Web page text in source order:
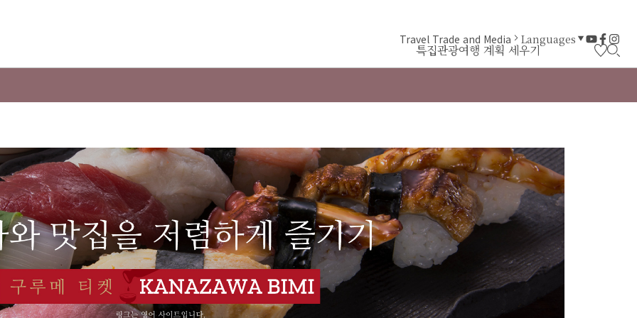
특집관광여행 계획 세우기
Travel Trade and Media Languages